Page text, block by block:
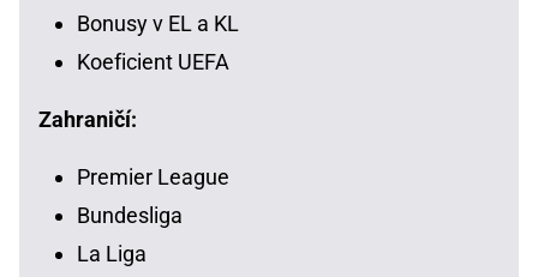
Bonusy v EL a KL
Koeficient UEFA
Zahraničí:
Premier League
Bundesliga
La Liga